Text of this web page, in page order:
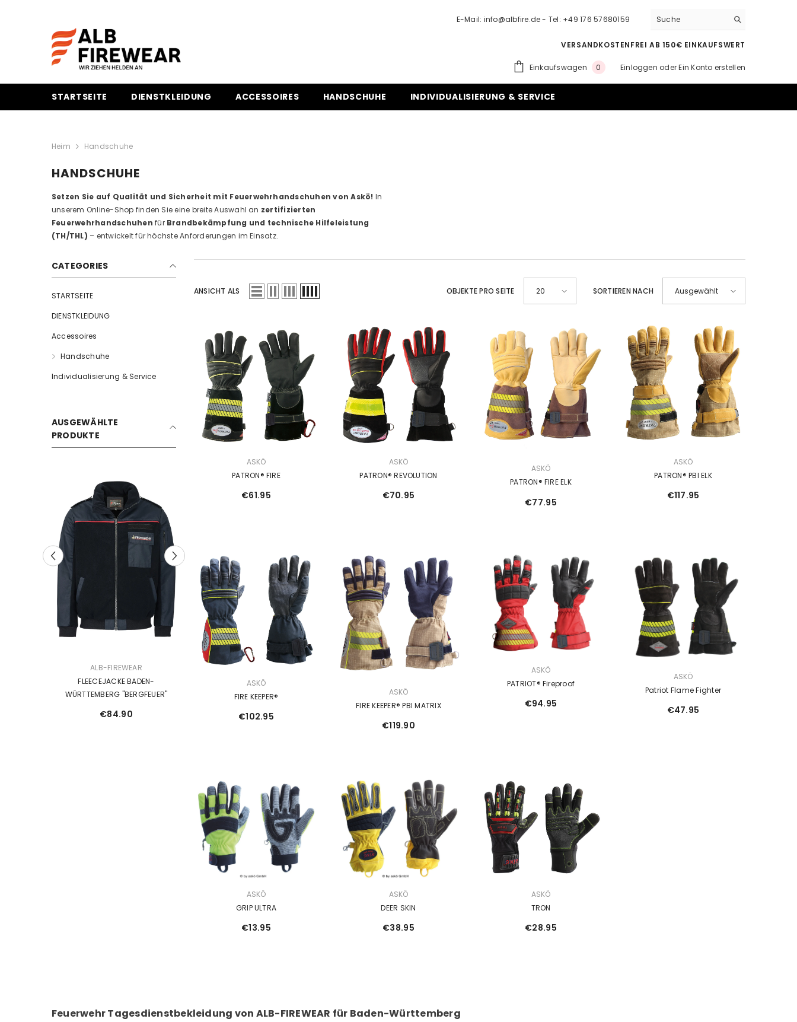
E-Mail: info@albfire.de - Tel: +49 176 57680159
VERSANDKOSTENFREI AB 150€ EINKAUFSWERT
Einkaufswagen 0 0
Einloggen oder Ein Konto erstellen
STARTSEITE DIENSTKLEIDUNG ACCESSOIRES HANDSCHUHE INDIVIDUALISIERUNG & SERVICE
Heim Handschuhe
HANDSCHUHE
Setzen Sie auf Qualität und Sicherheit mit Feuerwehrhandschuhen von Askö! In
unserem Online-Shop finden Sie eine breite Auswahl an zertifizierten
Feuerwehrhandschuhen für Brandbekämpfung und technische Hilfeleistung
(TH/THL) – entwickelt für höchste Anforderungen im Einsatz.
CATEGORIES
STARTSEITE
DIENSTKLEIDUNG
Accessoires
Handschuhe
Individualisierung & Service
AUSGEWÄHLTE
PRODUKTE
VERKÄUFERIN:ALB-FIREWEAR
FLEECEJACKE BADEN-
WÜRTTEMBERG "BERGFEUER"
€84.90
VERKÄUFERIN:ALB-FIREWEAR
Feuerwehr Strickjacke Baden-
Württemberg "Silberdistel"
€99.90
ANSICHT ALS OBJEKTE PRO SEITE 20 SORTIEREN NACH Ausgewählt
ASKÖ
PATRON® FIRE
€61.95
ASKÖ
PATRON® REVOLUTION
€70.95
ASKÖ
PATRON® FIRE ELK
€77.95
ASKÖ
PATRON® PBI ELK
€117.95
ASKÖ
FIRE KEEPER®
€102.95
ASKÖ
FIRE KEEPER® PBI MATRIX
€119.90
ASKÖ
PATRIOT® Fireproof
€94.95
ASKÖ
Patriot Flame Fighter
€47.95
ASKÖ
GRIP ULTRA
€13.95
ASKÖ
DEER SKIN
€38.95
ASKÖ
TRON
€28.95
Feuerwehr Tagesdienstbekleidung von ALB-FIREWEAR für Baden-Württemberg